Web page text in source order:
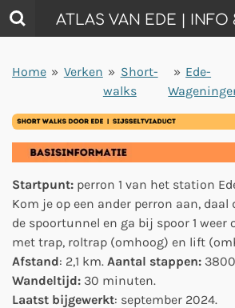
Ga
direct
de
ATLAS VAN EDE | INFO
Home » Verken » Short-
walks
» Ede-
Startpunt: perron 1 van het station
Kom je op een ander perron aan, daal
de spoortunnel en ga bij spoor 1 weer
met trap, roltrap (omhoog) en lift
Afstand: 2,1 km. Aantal stappen:
Wandeltijd: 30 minuten.
Laatst bijgewerkt: september 2024.